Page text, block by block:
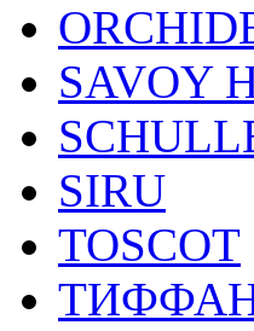
SAVOY
SIRU
TOSCOT